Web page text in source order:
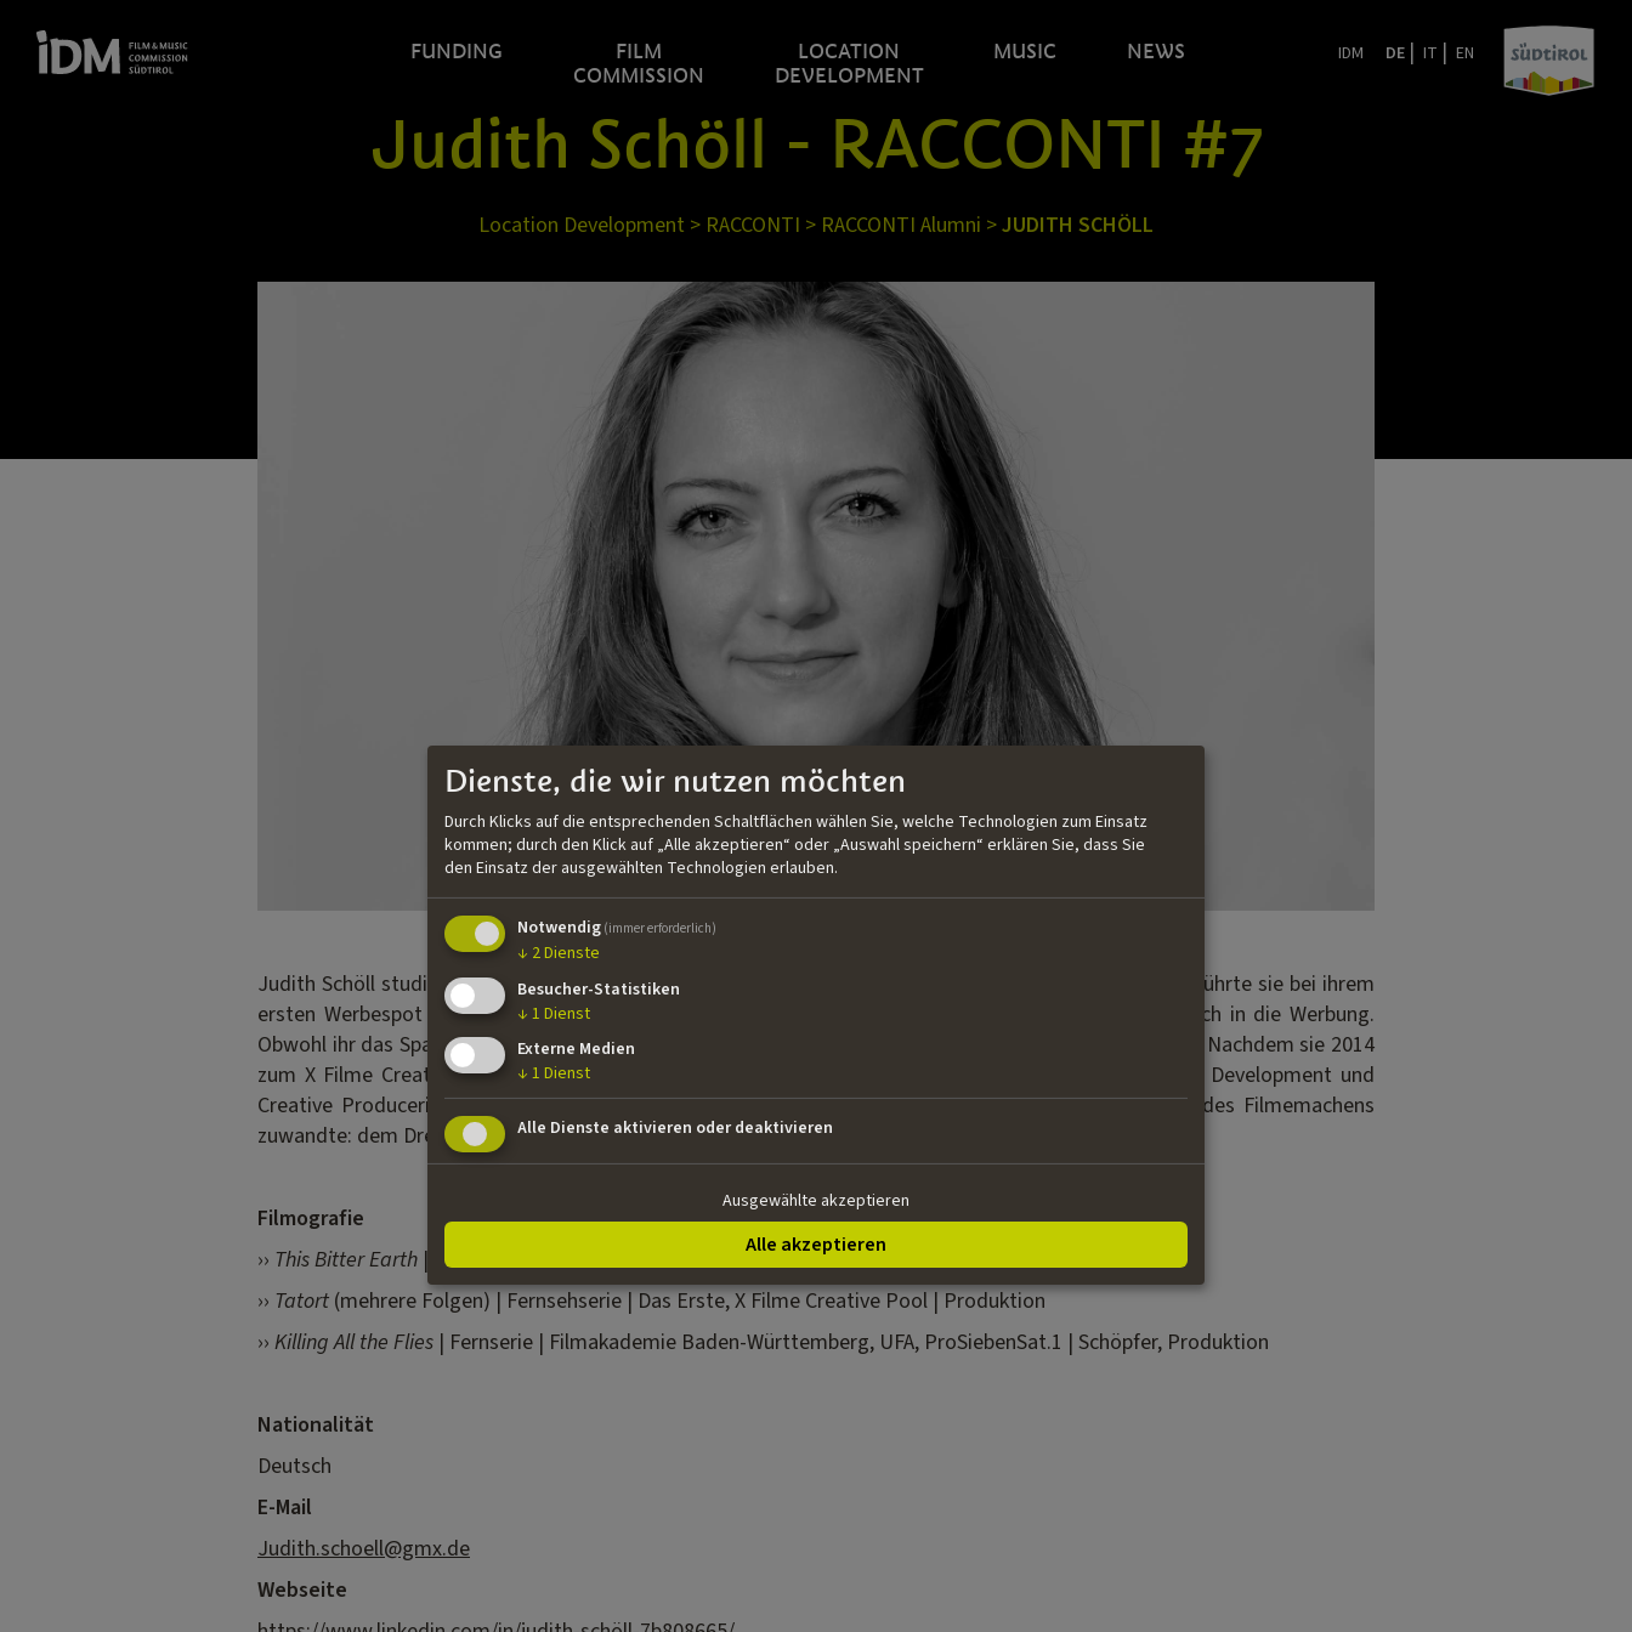
FUNDING
FILM
COMMISSION
LOCATION
DEVELOPMENT
MUSIC NEWS IDM DE | IT | EN
Judith Schöll - RACCONTI #7
Location Development > RACCONTI > RACCONTI Alumni >JUDITH SCHÖLL
Judith Schöll studierte Kreativ- und Serienproduktion an der Filmakademie Baden-Württemberg. 2011 führte sie bei ihrem
ersten Werbespot Regie, der mit dem First Steps Award ausgezeichnet wurde. Danach stürzte sie sich in die Werbung.
Obwohl ihr das Spaß machte, wollte Judith doch lieber in die Welt der Spielfilme und Serien eintauchen. Nachdem sie 2014
zum X Filme Creative Pool gestoßen war, arbeitete sie zunächst vier Jahre lang als leidenschaftliche Development und
Creative Producerin mehrerer preisgekrönter Fernsehfilme, bevor sie sich der abenteuerlichen Seite des Filmemachens
zuwandte: dem Drehbuchschreiben.
Filmografie
›› This Bitter Earth | Serienkonzept | MEDIA Development Slate, X Filme Creative Pool | Drehbuch
›› Tatort (mehrere Folgen) | Fernsehserie | Das Erste, X Filme Creative Pool | Produktion
›› Killing All the Flies | Fernserie | Filmakademie Baden-Württemberg, UFA, ProSiebenSat.1 | Schöpfer, Produktion
Nationalität
Deutsch
E-Mail
Judith.schoell@gmx.de
Webseite
Dienste, die wir nutzen möchten
Durch Klicks auf die entsprechenden Schaltflächen wählen Sie, welche Technologien zum Einsatz
kommen; durch den Klick auf „Alle akzeptieren“ oder „Auswahl speichern“ erklären Sie, dass Sie
den Einsatz der ausgewählten Technologien erlauben.
Notwendig (immer erforderlich)
↓ 2Dienste
Besucher-Statistiken
↓ 1 Dienst
Externe Medien
↓ 1 Dienst
Alle Dienste aktivieren oder deaktivieren
Ausgewählte akzeptieren
Alle akzeptieren